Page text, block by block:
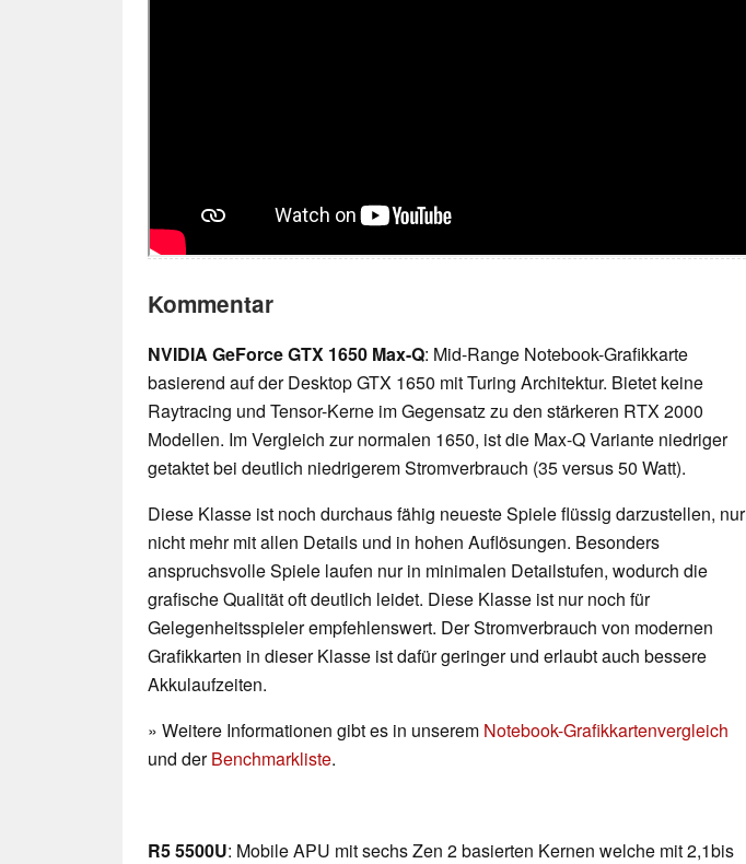
Kommentar
NVIDIA GeForce GTX 1650 Max-Q: Mid-Range Notebook-Grafikkarte
basierend auf der Desktop GTX 1650 mit Turing Architektur. Bietet keine
Raytracing und Tensor-Kerne im Gegensatz zu den stärkeren RTX 2000
Modellen. Im Vergleich zur normalen 1650, ist die Max-Q Variante niedriger
getaktet bei deutlich niedrigerem Stromverbrauch (35 versus 50 Watt).
Diese Klasse ist noch durchaus fähig neueste Spiele flüssig darzustellen, nur
nicht mehr mit allen Details und in hohen Auflösungen. Besonders
anspruchsvolle Spiele laufen nur in minimalen Detailstufen, wodurch die
grafische Qualität oft deutlich leidet. Diese Klasse ist nur noch für
Gelegenheitsspieler empfehlenswert. Der Stromverbrauch von modernen
Grafikkarten in dieser Klasse ist dafür geringer und erlaubt auch bessere
Akkulaufzeiten.
» Weitere Informationen gibt es in unserem Notebook-Grafikkartenvergleich
und derBenchmarkliste.
R5 5500U: Mobile APU mit sechs Zen 2 basierten Kernen welche mit 2,1bis